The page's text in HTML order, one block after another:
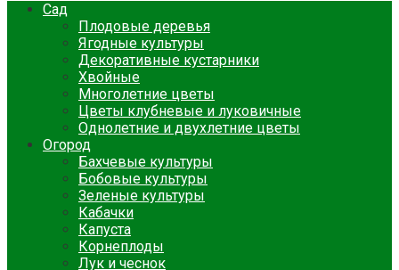
Сад
Плодовые деревья
Ягодные культуры
Декоративные кустарники
Хвойные
Многолетние цветы
Цветы клубневые и луковичные
Однолетние и двухлетние цветы
Огород
Бахчевые культуры
Бобовые культуры
Зеленые культуры
Кабачки
Капуста
Корнеплоды
Лук и чеснок